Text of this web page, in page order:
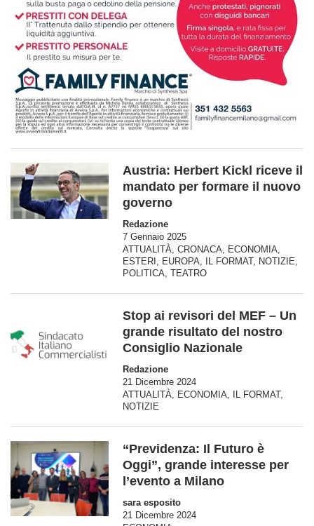
Austria: Herbert Kickl riceve il
mandato per formare il nuovo
governo
Redazione
7 Gennaio 2025
ATTUALITÀ CRONACA ECONOMIA
ESTERI
EUROPA IL FORMAT, NOTIZIE
POLITICA TEATRO
Stop ai revisori del MEF – Un
grande risultato del nostro
Consiglio Nazionale
Redazione
21 Dicembre 2024
ATTUALITÀ
ECONOMIA IL FORMAT,
NOTIZIE
“Previdenza: Il Futuro è
Oggi”, grande interesse per
l’evento a Milano
sara esposito
21 Dicembre 2024